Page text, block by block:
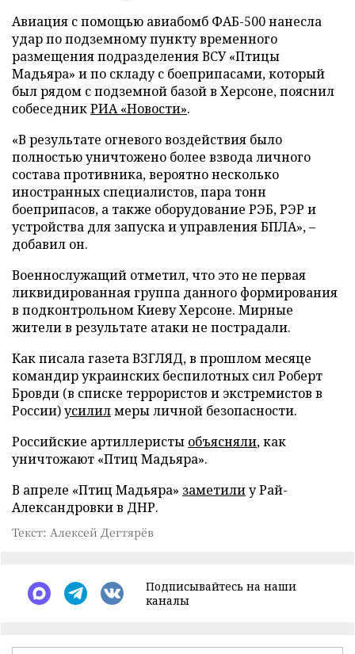
Авиация с помощью авиабомб ФАБ-500 нанесла
удар по подземному пункту временного
размещения подразделения ВСУ «Птицы
Мадьяра» и по складу с боеприпасами, который
был рядом с подземной базой в Херсоне, пояснил
собеседникРИА «Новости».
«В результате огневого воздействия было
полностью уничтожено более взвода личного
состава противника, вероятно несколько
иностранных специалистов, пара тонн
боеприпасов, а также оборудование РЭБ, РЭР и
устройства для запуска и управления БПЛА», –
добавил он.
Военнослужащий отметил, что это не первая
ликвидированная группа данного формирования
в подконтрольном Киеву Херсоне. Мирные
жители в результате атаки не пострадали.
Как писала газета ВЗГЛЯД, в прошлом месяце
командир украинских беспилотных сил Роберт
Бровди (в списке террористов и экстремистов в
России)усилилмеры личной безопасности.
Российские артиллеристы объясняли, как
уничтожают «Птиц Мадьяра».
В апреле «Птиц Мадьяра» заметилиу Рай-
Александровки в ДНР.
Текст: Алексей Дегтярёв
Подписывайтесь на наши
каналы